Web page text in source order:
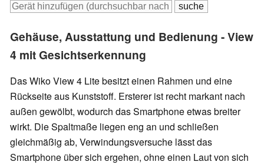
Gehäuse, Ausstattung und Bedienung - View
4 mit Gesichtserkennung
Das Wiko View 4 Lite besitzt einen Rahmen und eine
Rückseite aus Kunststoff. Ersterer ist recht markant nach
außen gewölbt, wodurch das Smartphone etwas breiter
wirkt. Die Spaltmaße liegen eng an und schließen
gleichmäßig ab, Verwindungsversuche lässt das
Smartphone über sich ergehen, ohne einen Laut von sich